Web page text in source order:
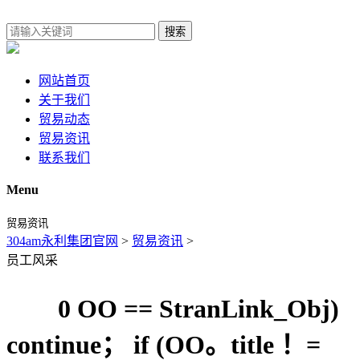
搜索
网站首页
关于我们
贸易动态
贸易资讯
联系我们
Menu
贸易资讯
304am永利集团官网 > 贸易资讯 >
员工风采
0 OO == StranLink_Obj)
continue； if (OO。title ！=